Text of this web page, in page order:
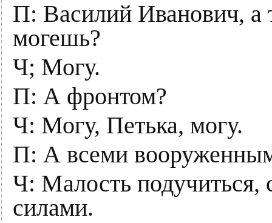
П: Василий Иванович, а
могешь?
Ч; Могу.
П: А фронтом?
Ч: Могу, Петька, могу.
П: А всеми
Ч: Малость
силами.